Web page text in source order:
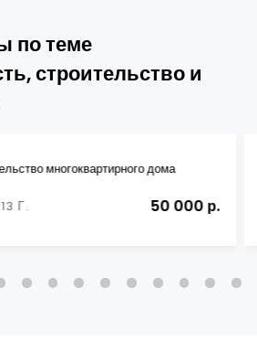
по теме
строительство и
многоквартирного дома
Г. 50 000 р.